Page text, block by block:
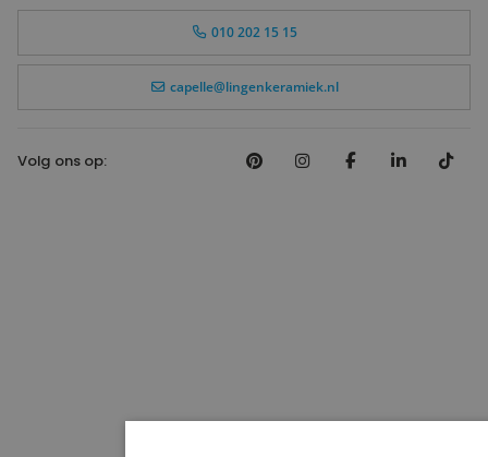
010 202 15 15
capelle@lingenkeramiek.nl
Volg ons op: